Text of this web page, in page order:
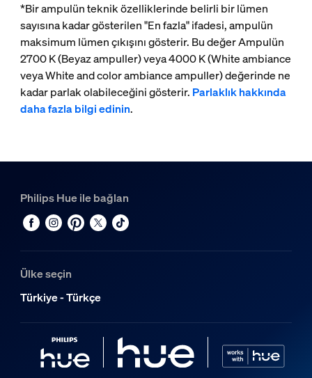
*Bir ampulün teknik özelliklerinde belirli bir lümen
sayısına kadar gösterilen "En fazla" ifadesi, ampulün
maksimum lümen çıkışını gösterir. Bu değer Ampulün
2700 K (Beyaz ampuller) veya 4000 K (White ambiance
veya White and color ambiance ampuller) değerinde ne
kadar parlak olabileceğini gösterir. Parlaklık hakkında
daha fazla bilgi edinin.
Philips Hue ile bağlan
Ülke seçin
Türkiye - Türkçe